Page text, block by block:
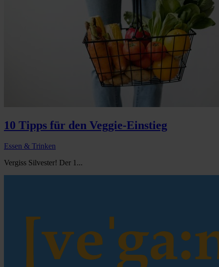
10 Tipps für den Veggie-Einstieg
Essen & Trinken
Vergiss Silvester! Der 1...